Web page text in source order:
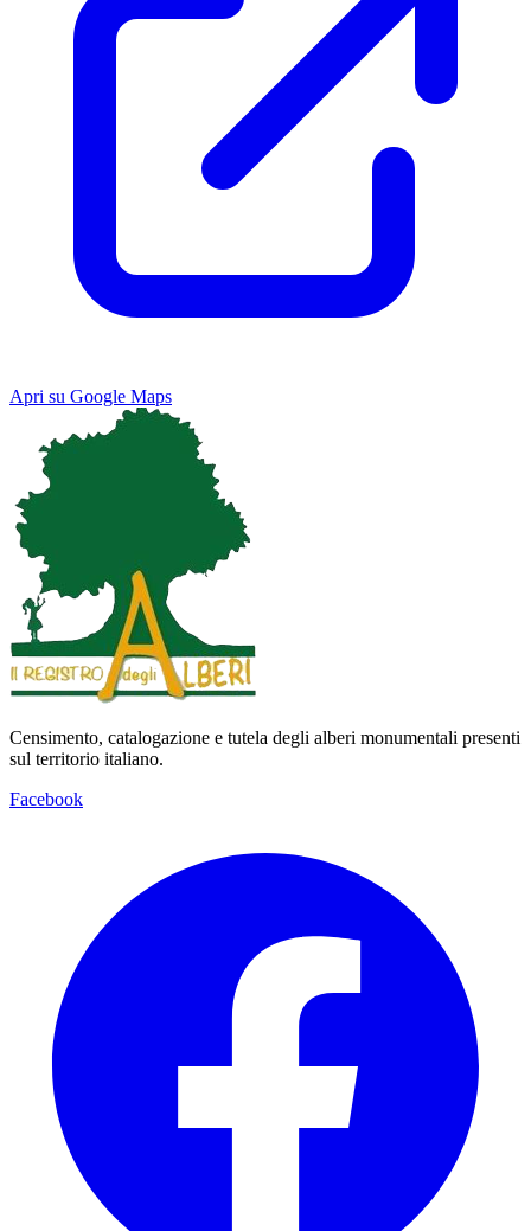
Apri su Google Maps
Map Satellite
Keyboard shortcuts
Censimento, catalogazione e tutela degli alberi monumentali presenti
sul territorio italiano.
Facebook